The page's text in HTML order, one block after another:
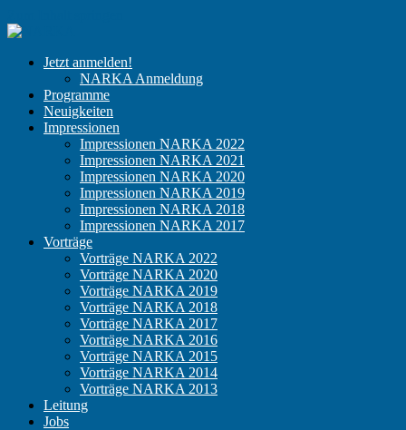
NARKA
niedergelassene
Anästhesisten
Jetzt anmelden!
NARKA Anmeldung
Programme
Neuigkeiten
Impressionen
Impressionen NARKA 2022
Impressionen NARKA 2021
Impressionen NARKA 2020
Impressionen NARKA 2019
Impressionen NARKA 2018
Impressionen NARKA 2017
Vorträge
Vorträge NARKA 2022
Vorträge NARKA 2020
Vorträge NARKA 2019
Vorträge NARKA 2018
Vorträge NARKA 2017
Vorträge NARKA 2016
Vorträge NARKA 2015
Vorträge NARKA 2014
Vorträge NARKA 2013
Leitung
Jobs